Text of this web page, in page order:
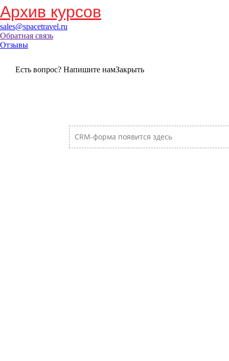
Архив курсов
sales@spacetravel.ru
Обратная связь
Отзывы
Есть вопрос? Напишите намЗакрыть